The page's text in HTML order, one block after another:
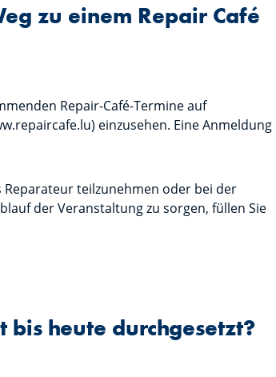
zu einem Repair Café
Repair-Café-Termine auf
einzusehen. Eine Anmeldung
Reparateur teilzunehmen oder bei der
der Veranstaltung zu sorgen, füllen Sie
heute durchgesetzt?